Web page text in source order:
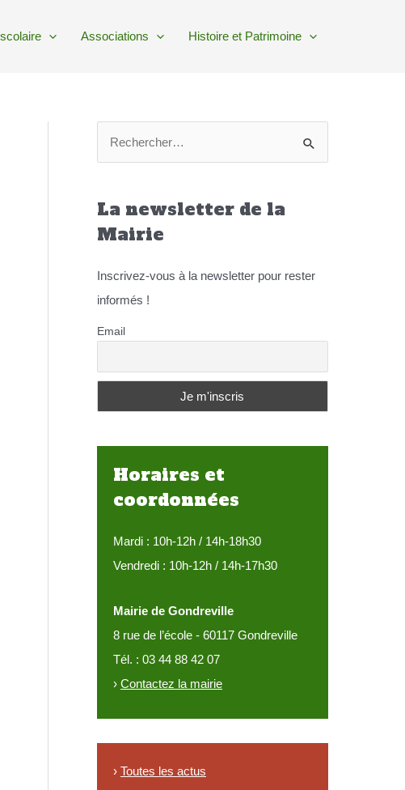
Associations Histoire et Patrimoine
h
e
c
h
e
La newsletter de la
Mairie
Inscrivez-vous à la newsletter pour rester
informés !
Email
Horaires et
coordonnées
Mardi : 10h-12h / 14h-18h30
Vendredi : 10h-12h / 14h-17h30
Mairie de Gondreville
8 rue de l’école - 60117 Gondreville
Tél. : 03 44 88 42 07
› Contactez la mairie
› Toutes les actus